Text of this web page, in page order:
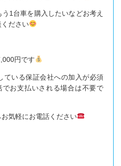
1台車を購入したいなどお考え
ださい
円です
ている保証会社への加入が必須
お支払いされる場合は不要で
気軽にお電話ください